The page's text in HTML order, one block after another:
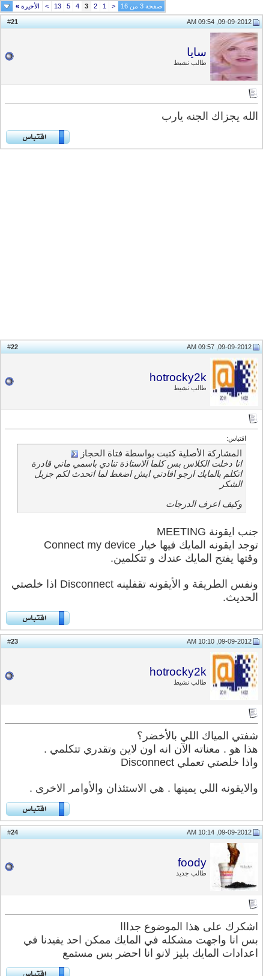
صفحة 3 من 16 1
3
4
5
13 الأخيرة »
21 09-09-2012, 09:54 AM
سايا
طالب نشيط
الله يجزاك الجنه يارب
22 09-09-2012, 09:57 AM
hotrocky2k
طالب نشيط
اقتباس:
المشاركة الأصلية كتبت بواسطة فتاة الحجاز
انا دخلت الكلاس بس كلما الاستاذة تنادي باسمي ماني قادرة
اتكلم بالمايك ارجو افادتي ايش اضغط لما اتحدث لكم جزيل
الشكر
وكيف اعرف الدرجات
جنب ايقونة MEETING
توجد ايقونه المايك فيها خيار Connect my device
وقتها يفتح المايك عندك و تتكلمين.
ونفس الطريقة و الأيقونه تقفلينه Disconnect اذا خلصتي
الحديث.
23 09-09-2012, 10:10 AM
hotrocky2k
طالب نشيط
شفتي المياك اللي بالأخضر؟
هذا هو . معناته الآن انه اون لاين وتقدري تتكلمي .
واذا خلصتي تعملي Disconnect
والايقونه اللي يمينها . هي الاستئذان والأوامر الاخرى .
24 09-09-2012, 10:14 AM
foody
طالب جديد
اشكرك على هذا الموضوع جدااا
بس انا واجهت مشكله في المايك ممكن احد يفيدنا في
اعدادات المايك بليز لانو انا احضر بس مستمع